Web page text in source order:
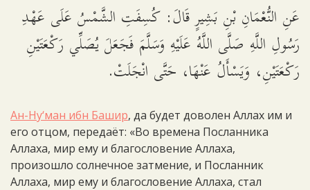
عَنِ النُّعْمَانِ بْنِ بَشِيرٍ قَالَ: كُسِفَتِ الشَّمْسُ عَلَى عَهْدِ
رَسُولِ اللَّهِ صَلَّى اللَّهُ عَلَيْهِ وَسَلَّمَ فَجَعَلَ يُصَلِّي رَكْعَتَيْنِ
رَكْعَتَيْنِ، وَيَسْأَلُ عَنْهَا، حَتَّى انْجَلَتْ.
Ан-Ну‘ман ибн Башир, да будет доволен Аллах им и
его отцом, передаёт: «Во времена Посланника
Аллаха, мир ему и благословение Аллаха,
произошло солнечное затмение, и Посланник
Аллаха, мир ему и благословение Аллаха, стал